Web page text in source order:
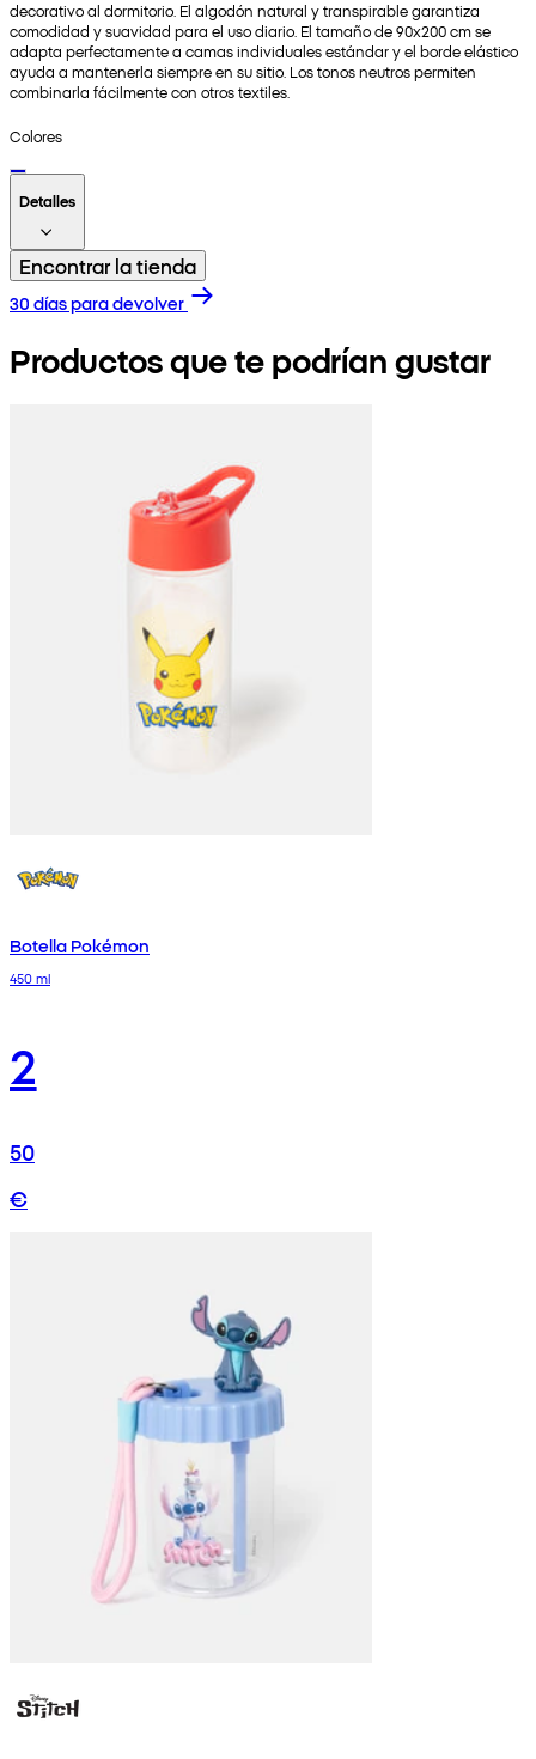
decorativo al dormitorio. El algodón natural y transpirable garantiza
comodidad y suavidad para el uso diario. El tamaño de 90x200 cm se
adapta perfectamente a camas individuales estándar y el borde elástico
ayuda a mantenerla siempre en su sitio. Los tonos neutros permiten
combinarla fácilmente con otros textiles.
Colores
Detalles
Encontrar la tienda
30 días para devolver
Productos que te podrían gustar
Botella Pokémon
450 ml
2
50
€